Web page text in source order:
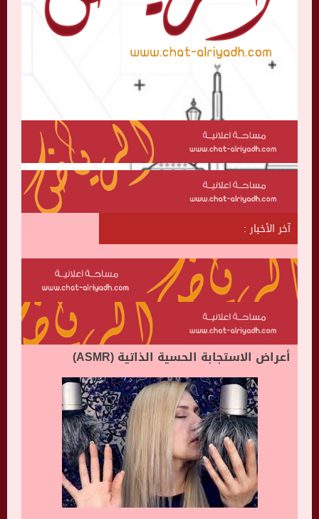
آخر الأخبار :
أعراض الاستجابة الحسية الذاتية (ASMR)